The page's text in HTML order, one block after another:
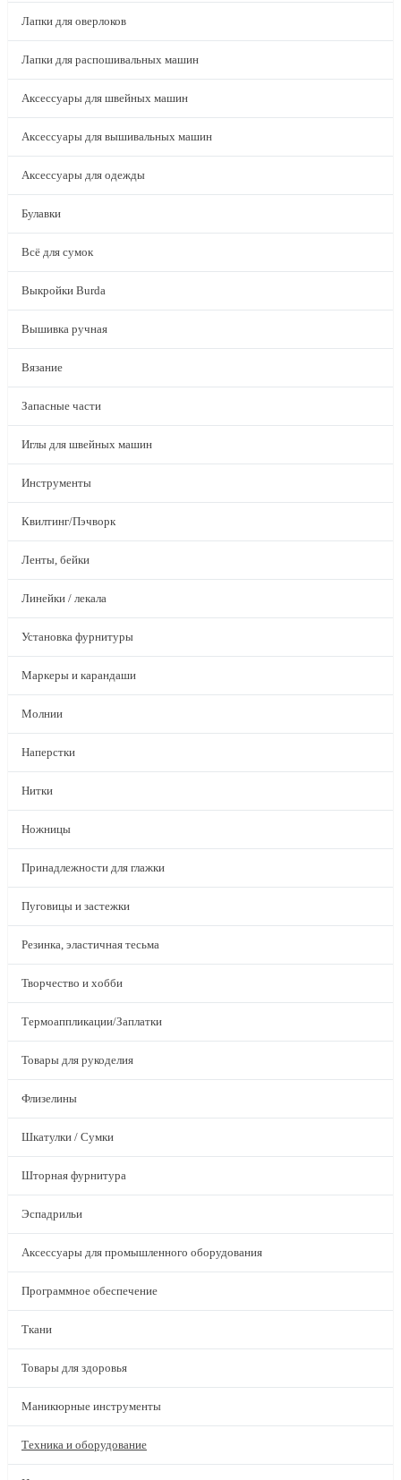
Лапки для оверлоков
Лапки для распошивальных машин
Аксессуары для швейных машин
Аксессуары для вышивальных машин
Аксессуары для одежды
Булавки
Всё для сумок
Выкройки Burda
Вышивка ручная
Вязание
Запасные части
Иглы для швейных машин
Инструменты
Квилтинг/Пэчворк
Ленты, бейки
Линейки / лекала
Установка фурнитуры
Маркеры и карандаши
Молнии
Наперстки
Нитки
Ножницы
Принадлежности для глажки
Пуговицы и застежки
Резинка, эластичная тесьма
Творчество и хобби
Термоаппликации/Заплатки
Товары для рукоделия
Флизелины
Шкатулки / Сумки
Шторная фурнитура
Эспадрильи
Аксессуары для промышленного оборудования
Программное обеспечение
Ткани
Товары для здоровья
Маникюрные инструменты
Техника и оборудование